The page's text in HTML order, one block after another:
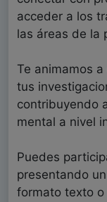
acceder a los
las áreas de la
Te animamos
tus
contribuyendo
mental a nivel
Puedes
presentando
formato texto o